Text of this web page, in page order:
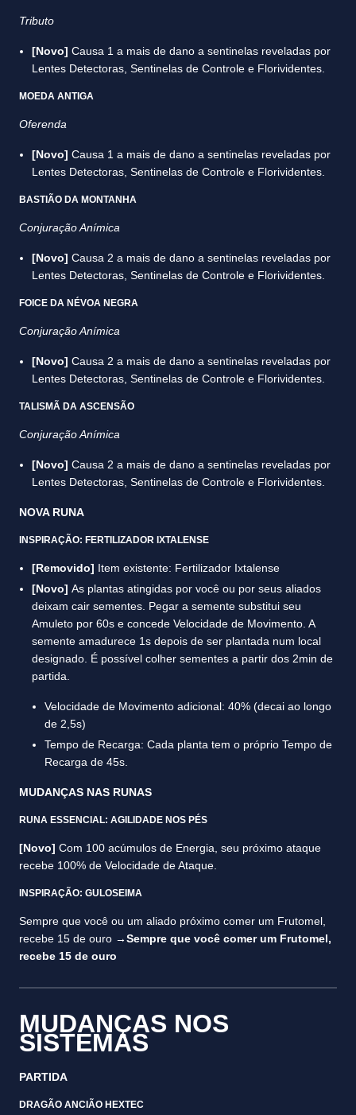
Tributo
[Novo] Causa 1 a mais de dano a sentinelas reveladas por
Lentes Detectoras, Sentinelas de Controle e Florividentes.
MOEDA ANTIGA
Oferenda
[Novo] Causa 1 a mais de dano a sentinelas reveladas por
Lentes Detectoras, Sentinelas de Controle e Florividentes.
BASTIÃO DA MONTANHA
Conjuração Anímica
[Novo] Causa 2 a mais de dano a sentinelas reveladas por
Lentes Detectoras, Sentinelas de Controle e Florividentes.
FOICE DA NÉVOA NEGRA
Conjuração Anímica
[Novo] Causa 2 a mais de dano a sentinelas reveladas por
Lentes Detectoras, Sentinelas de Controle e Florividentes.
TALISMÃ DA ASCENSÃO
Conjuração Anímica
[Novo] Causa 2 a mais de dano a sentinelas reveladas por
Lentes Detectoras, Sentinelas de Controle e Florividentes.
NOVA RUNA
INSPIRAÇÃO: FERTILIZADOR IXTALENSE
[Removido] Item existente: Fertilizador Ixtalense
[Novo] As plantas atingidas por você ou por seus aliados
deixam cair sementes. Pegar a semente substitui seu
Amuleto por 60s e concede Velocidade de Movimento. A
semente amadurece 1s depois de ser plantada num local
designado. É possível colher sementes a partir dos 2min de
partida.
Velocidade de Movimento adicional: 40% (decai ao longo
de 2,5s)
Tempo de Recarga: Cada planta tem o próprio Tempo de
Recarga de 45s.
MUDANÇAS NAS RUNAS
RUNA ESSENCIAL: AGILIDADE NOS PÉS
[Novo] Com 100 acúmulos de Energia, seu próximo ataque
recebe 100% de Velocidade de Ataque.
INSPIRAÇÃO: GULOSEIMA
Sempre que você ou um aliado próximo comer um Frutomel,
recebe 15 de ouro →Sempre que você comer um Frutomel,
recebe 15 de ouro
MUDANÇAS NOS
SISTEMAS
PARTIDA
DRAGÃO ANCIÃO HEXTEC